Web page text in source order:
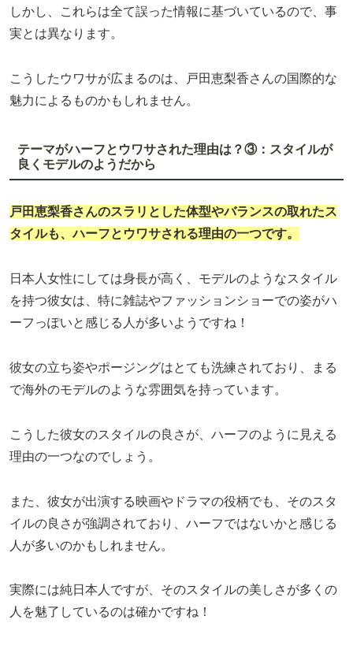
しかし、これらは全て誤った情報に基づいているので、事
実とは異なります。
こうしたウワサが広まるのは、戸田恵梨香さんの国際的な
魅力によるものかもしれません。
テーマがハーフとウワサされた理由は？③：スタイルが
良くモデルのようだから
戸田恵梨香さんのスラリとした体型やバランスの取れたス
タイルも、ハーフとウワサされる理由の一つです。
日本人女性にしては身長が高く、モデルのようなスタイル
を持つ彼女は、特に雑誌やファッションショーでの姿がハ
ーフっぽいと感じる人が多いようですね！
彼女の立ち姿やポージングはとても洗練されており、まる
で海外のモデルのような雰囲気を持っています。
こうした彼女のスタイルの良さが、ハーフのように見える
理由の一つなのでしょう。
また、彼女が出演する映画やドラマの役柄でも、そのスタ
イルの良さが強調されており、ハーフではないかと感じる
人が多いのかもしれません。
実際には純日本人ですが、そのスタイルの美しさが多くの
人を魅了しているのは確かですね！